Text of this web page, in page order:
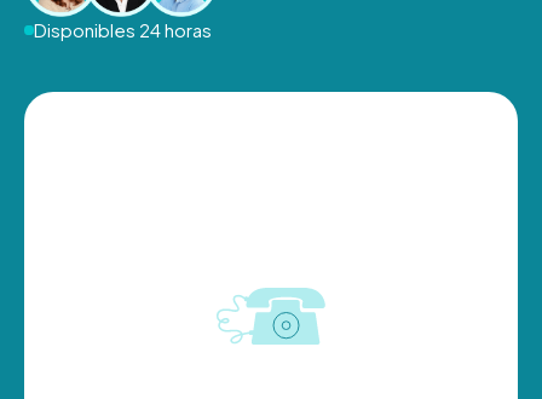
Disponibles 24 horas